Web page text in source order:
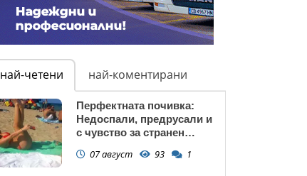
най-четени най-коментирани
Перфектната почивка:
Недоспали, предрусали и
с чувство за странен
07 август 93 1